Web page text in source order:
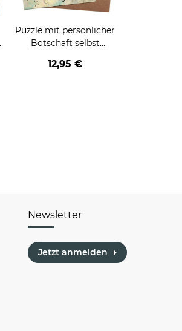
Puzzle mit persönlicher
Botschaft selbst
Briefumschlag mit
12,95 €
Newsletter
Jetzt anmelden